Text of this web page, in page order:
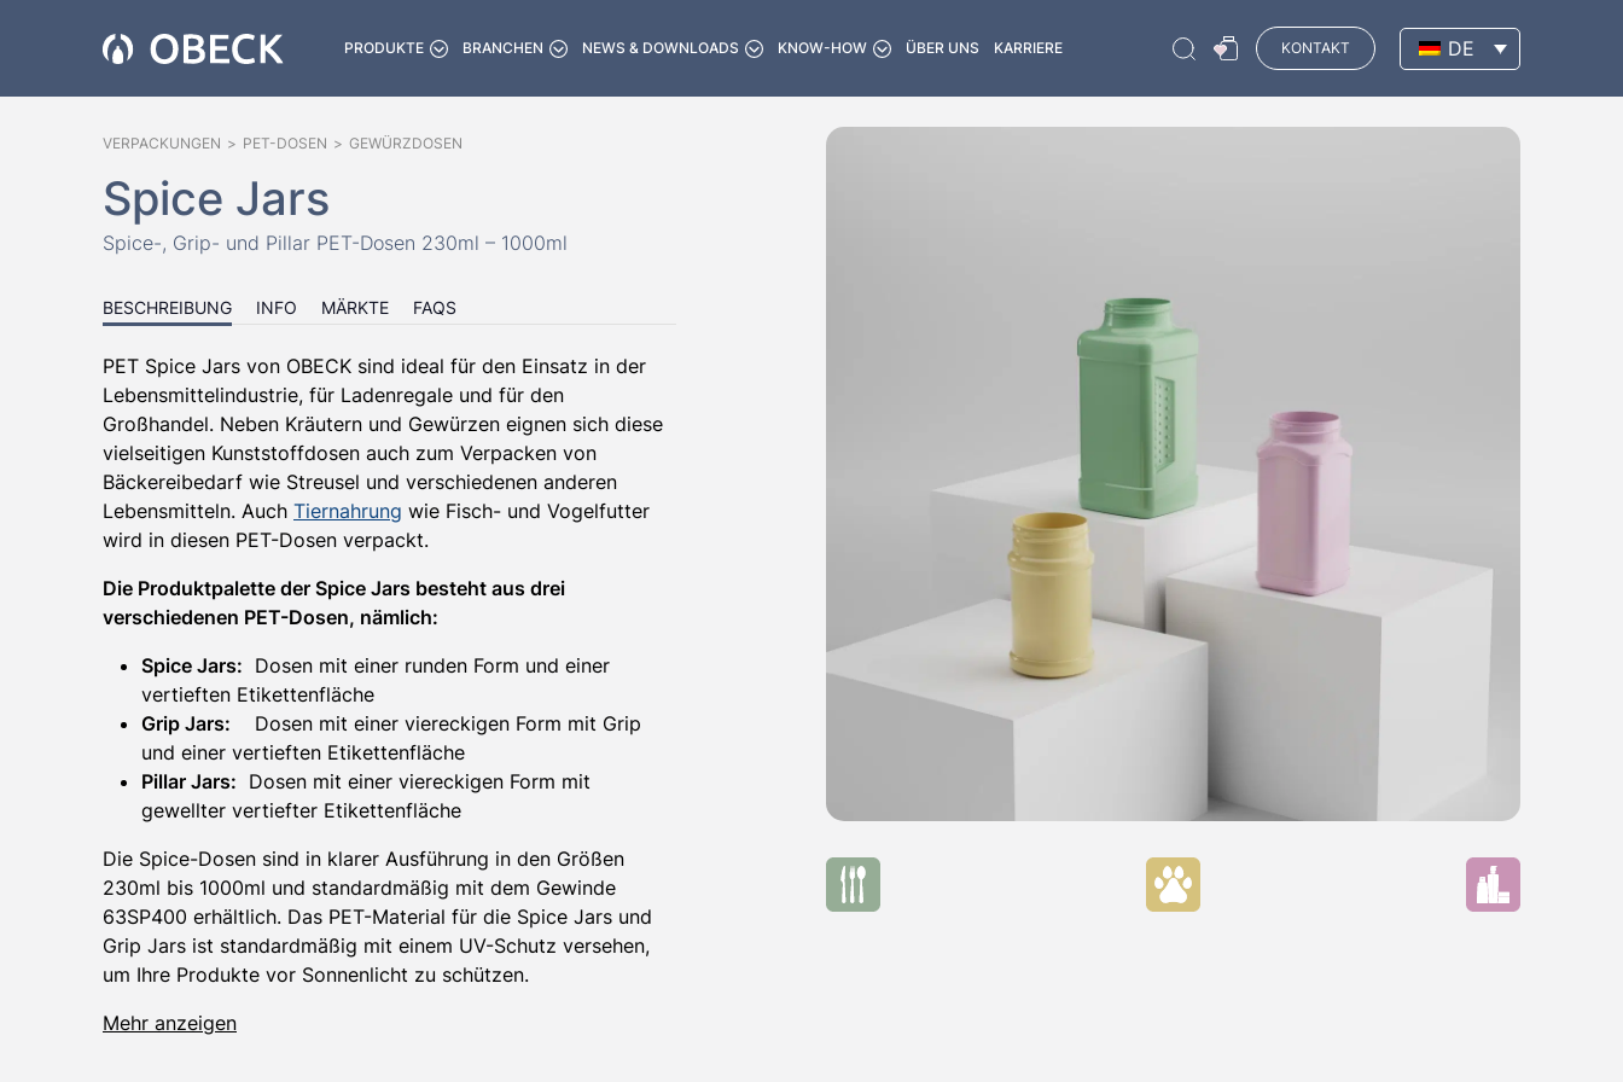
PRODUKTE BRANCHEN NEWS & DOWNLOADS KNOW-HOW ÜBER UNS KARRIERE KONTAKT DE
VERPACKUNGEN > PET-DOSEN > GEWÜRZDOSEN
Spice Jars
Spice-, Grip- und Pillar PET-Dosen 230ml – 1000ml
BESCHREIBUNG INFO MÄRKTE FAQS
PET Spice Jars von OBECK sind ideal für den Einsatz in der
Lebensmittelindustrie, für Ladenregale und für den
Großhandel. Neben Kräutern und Gewürzen eignen sich diese
vielseitigen Kunststoffdosen auch zum Verpacken von
Bäckereibedarf wie Streusel und verschiedenen anderen
Lebensmitteln. Auch Tiernahrung wie Fisch- und Vogelfutter
wird in diesen PET-Dosen verpackt.
Die Produktpalette der Spice Jars besteht aus drei
verschiedenen PET-Dosen, nämlich:
Spice Jars: Dosen mit einer runden Form und einer
vertieften Etikettenfläche
Grip Jars: Dosen mit einer viereckigen Form mit Grip
und einer vertieften Etikettenfläche
Pillar Jars: Dosen mit einer viereckigen Form mit
gewellter vertiefter Etikettenfläche
Die Spice-Dosen sind in klarer Ausführung in den Größen
230ml bis 1000ml und standardmäßig mit dem Gewinde
63SP400 erhältlich. Das PET-Material für die Spice Jars und
Grip Jars ist standardmäßig mit einem UV-Schutz versehen,
um Ihre Produkte vor Sonnenlicht zu schützen.
Mehr anzeigen